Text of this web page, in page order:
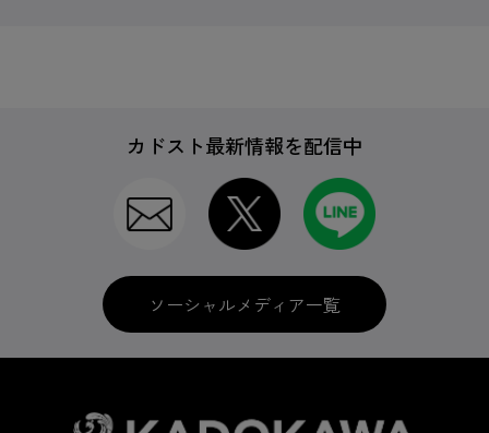
カドスト最新情報を配信中
ソーシャルメディア一覧